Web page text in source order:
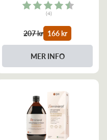
Rating:
(4)
207 kr 166 kr
MER INFO